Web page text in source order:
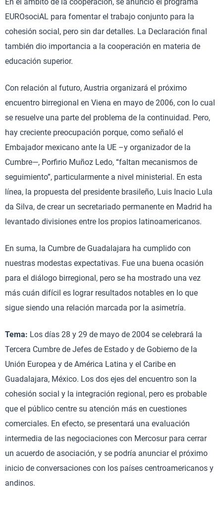
EUROsociAL para fomentar el trabajo conjunto para la
cohesión social, pero sin dar detalles. La Declaración final
también dio importancia a la cooperación en materia de
educación superior.
Con relación al futuro, Austria organizará el próximo
encuentro birregional en Viena en mayo de 2006, con lo cual
se resuelve una parte del problema de la continuidad. Pero,
hay creciente preocupación porque, como señaló el
Embajador mexicano ante la UE –y organizador de la
Cumbre—, Porfirio Muñoz Ledo, “faltan mecanismos de
seguimiento”, particularmente a nivel ministerial. En esta
línea, la propuesta del presidente brasileño, Luis Inacio Lula
da Silva, de crear un secretariado permanente en Madrid ha
levantado divisiones entre los propios latinoamericanos.
En suma, la Cumbre de Guadalajara ha cumplido con
nuestras modestas expectativas. Fue una buena ocasión
para el diálogo birregional, pero se ha mostrado una vez
más cuán difícil es lograr resultados notables en lo que
sigue siendo una relación marcada por la asimetría.
Tema: Los días 28 y 29 de mayo de 2004 se celebrará la
Tercera Cumbre de Jefes de Estado y de Gobierno de la
Unión Europea y de América Latina y el Caribe en
Guadalajara, México. Los dos ejes del encuentro son la
cohesión social y la integración regional, pero es probable
que el público centre su atención más en cuestiones
comerciales. En efecto, se presentará una evaluación
intermedia de las negociaciones con Mercosur para cerrar
un acuerdo de asociación, y se podría anunciar el próximo
inicio de conversaciones con los países centroamericanos y
andinos.